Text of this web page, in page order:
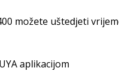
možete uštedjeti
aplikacijom